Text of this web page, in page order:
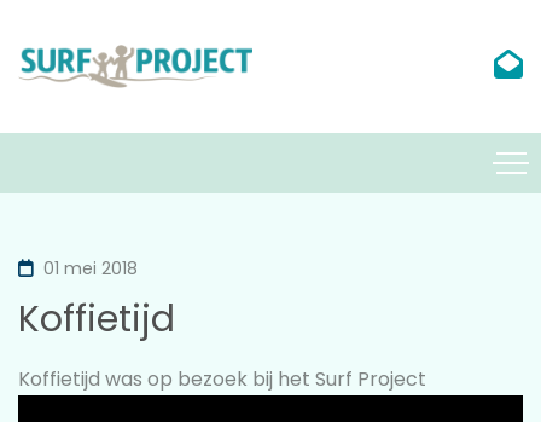
01 mei 2018
Koffietijd
Koffietijd was op bezoek bij het Surf Project